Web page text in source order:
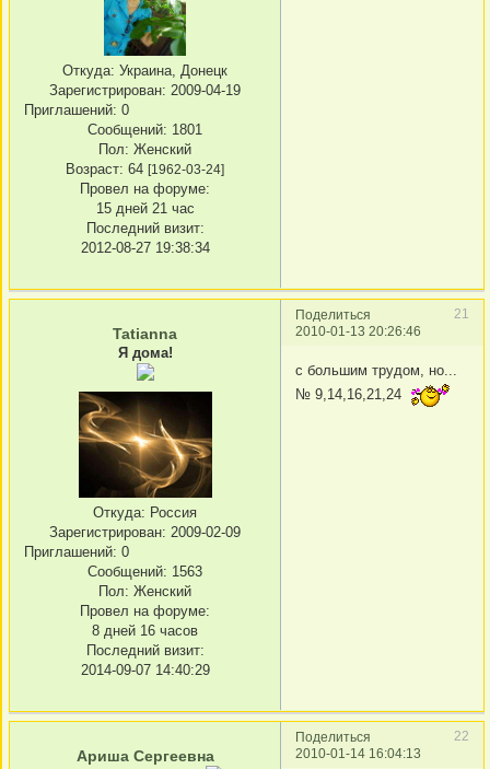
Откуда: Украина, Донецк
Зарегистрирован: 2009-04-19
Приглашений: 0
Сообщений: 1801
Пол: Женский
Возраст: 64 [1962-03-24]
Провел на форуме:
15 дней 21 час
Последний визит:
2012-08-27 19:38:34
Поделиться
21
2010-01-13 20:26:46
Tatianna
Я дома!
Откуда: Россия
Зарегистрирован: 2009-02-09
Приглашений: 0
Сообщений: 1563
Пол: Женский
Провел на форуме:
8 дней 16 часов
Последний визит:
2014-09-07 14:40:29
с большим трудом, но...
№ 9,14,16,21,24
Поделиться
22
2010-01-14 16:04:13
Ариша Сергеевна